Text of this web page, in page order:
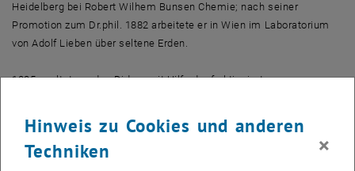
Heidelberg bei Robert Wilhem Bunsen Chemie; nach seiner
Promotion zum Dr.phil. 1882 arbeitete er in Wien im Laboratorium
von Adolf Lieben über seltene Erden.
1885 spaltete er das Didym mit Hilfe der fraktionierten
Zerlegung des Ytterbiums in Aldebaranium und Cassiopeium.
Hinweis zu Cookies und anderen
Techniken
×